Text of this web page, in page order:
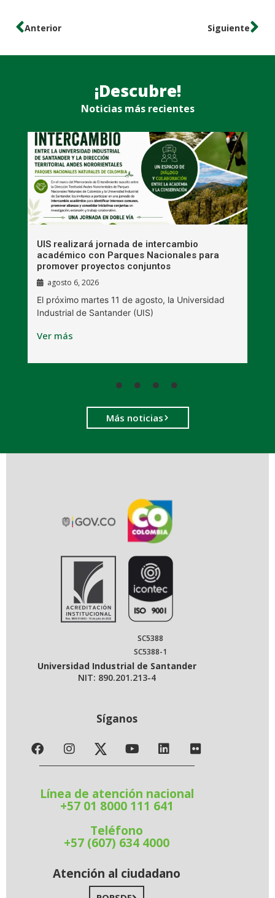
Anterior Siguiente
¡Descubre!
Noticias más recientes
UIS realizará jornada de intercambio
académico con Parques Nacionales para
promover proyectos conjuntos
agosto 6, 2026
El próximo martes 11 de agosto, la Universidad
Industrial de Santander (UIS)
Ver más
Más noticias